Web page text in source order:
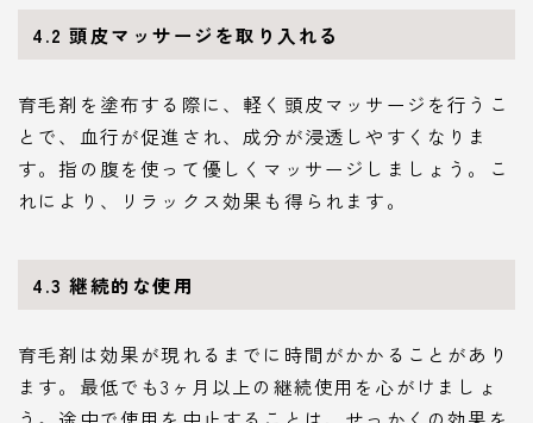
4.2 頭皮マッサージを取り入れる
育毛剤を塗布する際に、軽く頭皮マッサージを行うこ
とで、血行が促進され、成分が浸透しやすくなりま
す。指の腹を使って優しくマッサージしましょう。こ
れにより、リラックス効果も得られます。
4.3 継続的な使用
育毛剤は効果が現れるまでに時間がかかることがあり
ます。最低でも3ヶ月以上の継続使用を心がけましょ
う。途中で使用を中止することは、せっかくの効果を